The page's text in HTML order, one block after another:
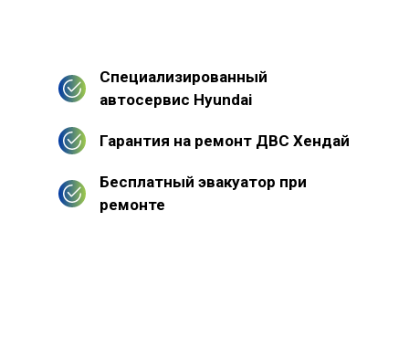
Специализированный
автосервис Hyundai
Гарантия на ремонт ДВС Хендай
Бесплатный эвакуатор при
ремонте